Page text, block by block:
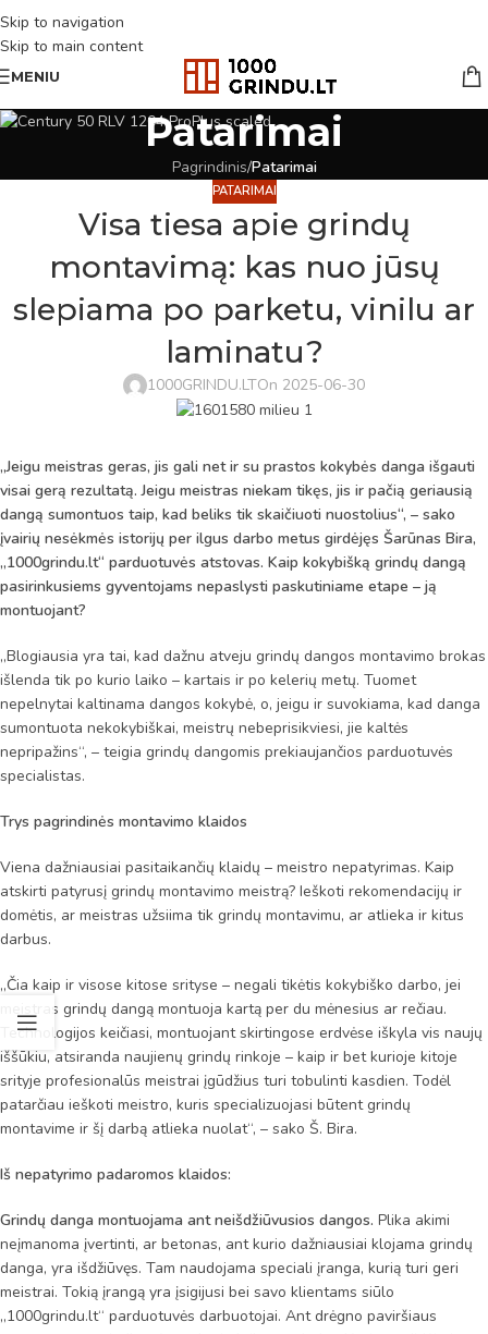
Skip to navigation
Skip to main content
MENIU
Patarimai
Pagrindinis/Patarimai
PATARIMAI
Visa tiesa apie grindų
montavimą: kas nuo jūsų
slepiama po parketu, vinilu ar
laminatu?
1000GRINDU.LTOn 2025-06-30
„Jeigu meistras geras, jis gali net ir su prastos kokybės danga išgauti
visai gerą rezultatą. Jeigu meistras niekam tikęs, jis ir pačią geriausią
dangą sumontuos taip, kad beliks tik skaičiuoti nuostolius“, – sako
įvairių nesėkmės istorijų per ilgus darbo metus girdėjęs Šarūnas Bira,
„1000grindu.lt“ parduotuvės atstovas. Kaip kokybišką grindų dangą
pasirinkusiems gyventojams nepaslysti paskutiniame etape – ją
montuojant?
„Blogiausia yra tai, kad dažnu atveju grindų dangos montavimo brokas
išlenda tik po kurio laiko – kartais ir po kelerių metų. Tuomet
nepelnytai kaltinama dangos kokybė, o, jeigu ir suvokiama, kad danga
sumontuota nekokybiškai, meistrų nebeprisikviesi, jie kaltės
nepripažins“, – teigia grindų dangomis prekiaujančios parduotuvės
specialistas.
Trys pagrindinės montavimo klaidos
Viena dažniausiai pasitaikančių klaidų – meistro nepatyrimas. Kaip
atskirti patyrusį grindų montavimo meistrą? Ieškoti rekomendacijų ir
domėtis, ar meistras užsiima tik grindų montavimu, ar atlieka ir kitus
darbus.
„Čia kaip ir visose kitose srityse – negali tikėtis kokybiško darbo, jei
meistras grindų dangą montuoja kartą per du mėnesius ar rečiau.
Technologijos keičiasi, montuojant skirtingose erdvėse iškyla vis naujų
iššūkiu, atsiranda naujienų grindų rinkoje – kaip ir bet kurioje kitoje
srityje profesionalūs meistrai įgūdžius turi tobulinti kasdien. Todėl
patarčiau ieškoti meistro, kuris specializuojasi būtent grindų
montavime ir šį darbą atlieka nuolat“, – sako Š. Bira.
Iš nepatyrimo padaromos klaidos:
Grindų danga montuojama ant neišdžiūvusios dangos. Plika akimi
neįmanoma įvertinti, ar betonas, ant kurio dažniausiai klojama grindų
danga, yra išdžiūvęs. Tam naudojama speciali įranga, kurią turi geri
meistrai. Tokią įrangą yra įsigijusi bei savo klientams siūlo
„1000grindu.lt“ parduotuvės darbuotojai. Ant drėgno paviršiaus